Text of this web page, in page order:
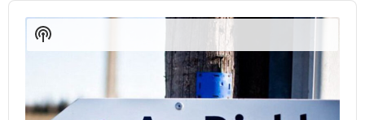
Audio
Player
Show